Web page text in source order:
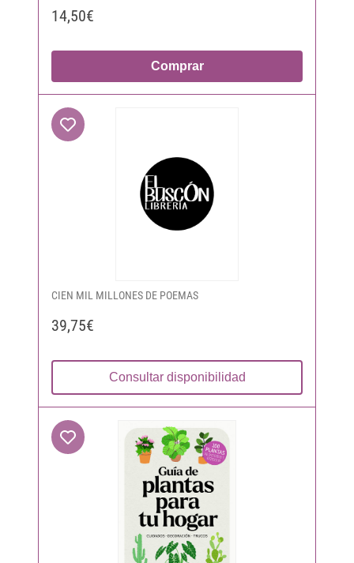
14,50€
Comprar
CIEN MIL MILLONES DE POEMAS
39,75€
Consultar disponibilidad